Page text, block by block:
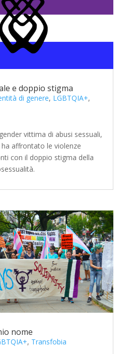
e doppio stigma
di genere, LGBTQIA+,
vittima di abusi sessuali,
affrontato le violenze
con il doppio stigma della
nome
, Transfobia